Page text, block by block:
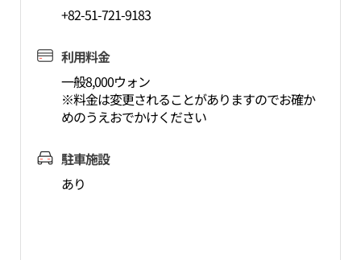
+82-51-721-9183
利用料金
一般8,000ウォン
※料金は変更されることがありますのでお確か
めのうえおでかけください
駐車施設
あり